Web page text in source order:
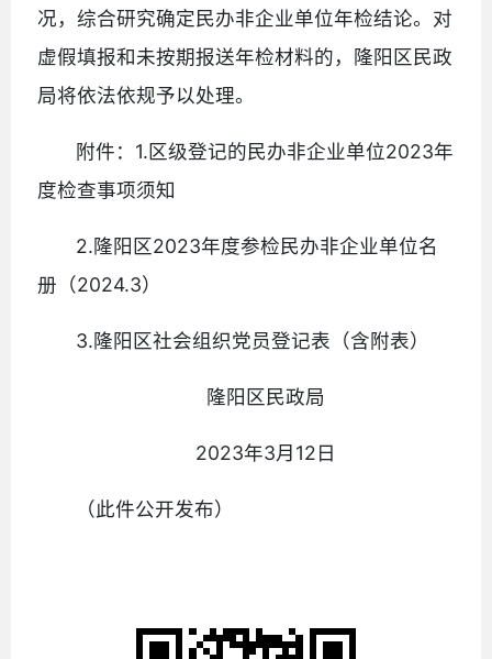
况，综合研究确定民办非企业单位年检结论。对
虚假填报和未按期报送年检材料的，隆阳区民政
局将依法依规予以处理。
附件：1.区级登记的民办非企业单位2023年
度检查事项须知
2.隆阳区2023年度参检民办非企业单位名
册（2024.3）
3.隆阳区社会组织党员登记表（含附表）
隆阳区民政局
2023年3月12日
（此件公开发布）